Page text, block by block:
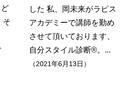
そ
した 私、岡未来がラピス
アカデミーで講師を勤め
させて頂いております、
自分スタイル診断®️。...
（2021年6月13日）